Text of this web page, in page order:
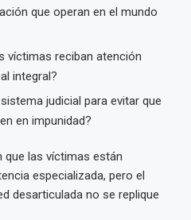
que operan en el mundo
víctimas reciban atención
integral?
judicial para evitar que
en impunidad?
las víctimas están
especializada, pero el
desarticulada no se replique